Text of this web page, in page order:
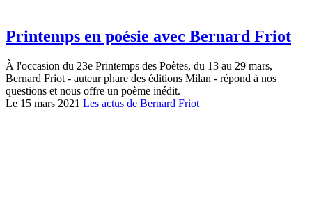
Printemps en poésie avec Bernard Friot
À l'occasion du 23e Printemps des Poètes, du 13 au 29 mars,
Bernard Friot - auteur phare des éditions Milan - répond à nos
questions et nous offre un poème inédit.
Le 15 mars 2021 Les actus de Bernard Friot